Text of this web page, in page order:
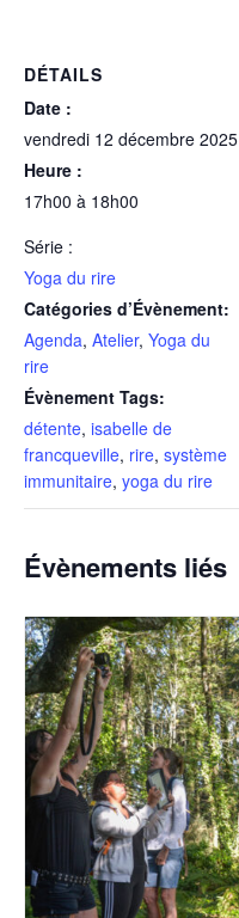
DÉTAILS
Date :
vendredi 12 décembre 2025
Heure :
17h00 à 18h00
Série :
Yoga du rire
Catégories d’Évènement:
Agenda, Atelier, Yoga du
rire
Évènement Tags:
détente, isabelle de
francqueville, rire, système
immunitaire, yoga du rire
Évènements liés